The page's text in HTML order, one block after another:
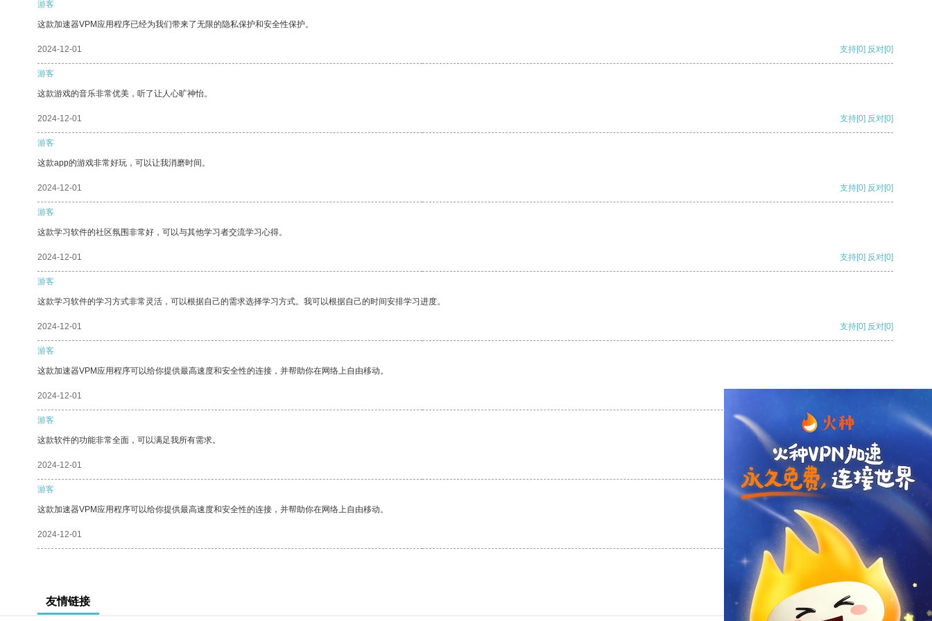
游客
这款加速器VPM应用程序已经为我们带来了无限的隐私保护和安全性保护。
2024-12-01 支持[0] 反对[0]
游客
这款游戏的音乐非常优美，听了让人心旷神怡。
2024-12-01 支持[0] 反对[0]
游客
这款app的游戏非常好玩，可以让我消磨时间。
2024-12-01 支持[0] 反对[0]
游客
这款学习软件的社区氛围非常好，可以与其他学习者交流学习心得。
2024-12-01 支持[0] 反对[0]
游客
这款学习软件的学习方式非常灵活，可以根据自己的需求选择学习方式。我可以根据自己的时间安排学习进度。
2024-12-01 支持[0] 反对[0]
游客
这款加速器VPM应用程序可以给你提供最高速度和安全性的连接，并帮助你在网络上自由移动。
2024-12-01
游客
这款软件的功能非常全面，可以满足我所有需求。
2024-12-01 支持 [0] 反对 [0]
游客
这款加速器VPM应用程序可以给你提供最高速度和安全性的连接，并帮助你在网络上自由移动。
2024-12-01 支持
友情链接